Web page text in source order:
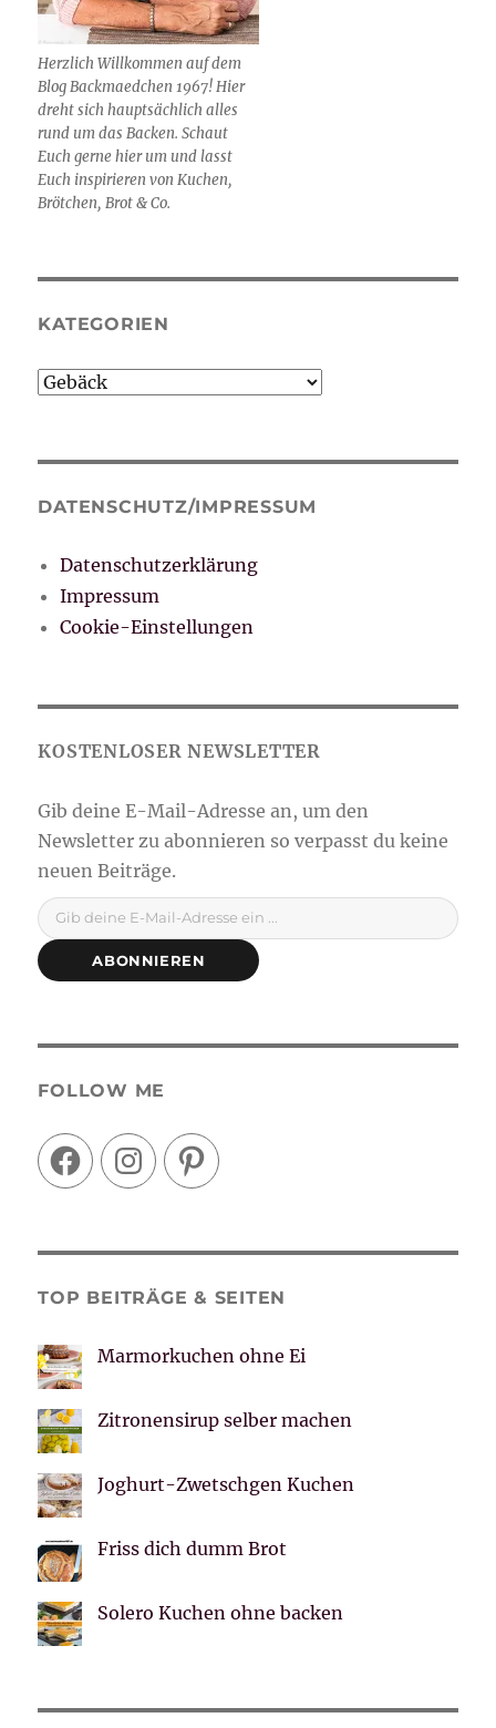
Herzlich Willkommen auf dem
Blog Backmaedchen 1967! Hier
dreht sich hauptsächlich alles
rund um das Backen. Schaut
Euch gerne hier um und lasst
Euch inspirieren von Kuchen,
Brötchen, Brot & Co.
KATEGORIEN
Kategorien
DATENSCHUTZ/IMPRESSUM
Datenschutzerklärung
Impressum
Cookie-Einstellungen
Gib deine E-Mail-Adresse ein ...
ABONNIEREN
FOLLOW ME
FacebookInstagramPinterest
TOP BEITRÄGE & SEITEN
Marmorkuchen ohne Ei
Zitronensirup selber machen
Joghurt-Zwetschgen Kuchen
Friss dich dumm Brot
Solero Kuchen ohne backen